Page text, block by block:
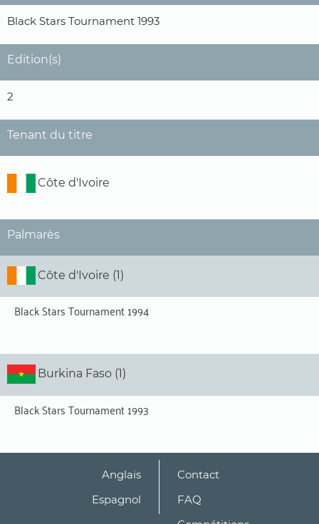
Black Stars Tournament 1993
Edition(s)
2
Tenant du titre
Côte d'Ivoire
Palmarès
Côte d'Ivoire (1)
Black Stars Tournament 1994
Burkina Faso (1)
Black Stars Tournament 1993
Anglais
Espagnol
Contact
FAQ